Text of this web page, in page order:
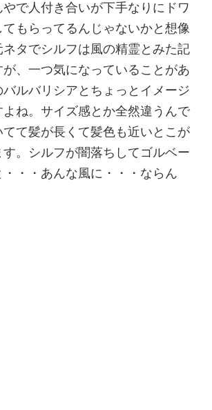
で人付き合いが下手なりにドワ
もらってるんじゃないかと想像
ネタでシルフは風の精霊とみた記
、一つ気になっていることがあ
バルバリシアとちょっとイメージ
ね。サイズ感とか全然違うんで
て髪が長くて髪色も近いとこが
。シルフが闇落ちしてゴルベー
・・あんな風に・・・ならん